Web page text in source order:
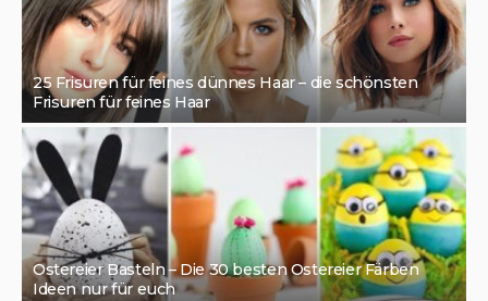
25 Frisuren für feines dünnes Haar – die schönsten
Frisuren für feines Haar
Ostereier Basteln – Die 30 besten Ostereier Färben
Ideen nur für euch